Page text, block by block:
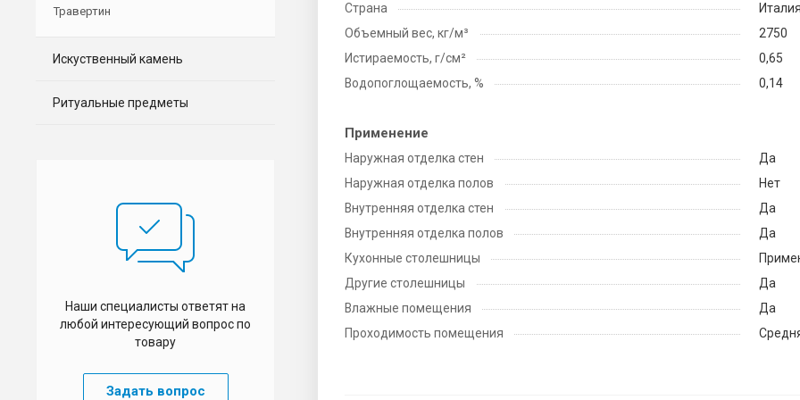
Страна
Объемный вес, кг/м³
2750
Истираемость, г/см²
0,65
Водопоглощаемость, %
0,14
Применение
Наружная отделка стен
Да
Наружная отделка полов
Нет
Внутренняя отделка стен
Да
Внутренняя отделка полов
Да
Кухонные столешницы
Другие столешницы
Да
Влажные помещения
Да
Проходимость помещения
Травертин
Искуственный камень
Ритуальные предметы
Наши специалисты ответят на
любой интересующий вопрос по
товару
Задать вопрос